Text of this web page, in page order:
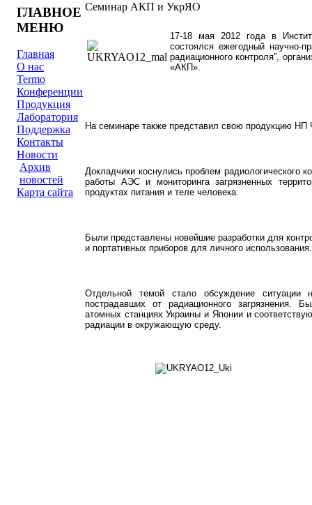
ГЛАВНОЕ
МЕНЮ
Главная
О нас
Termo
Конференции
Продукция
Лаборатория
Поддержка
Контакты
Новости
Архив
новостей
Карта сайта
Семинар АКП и УкрЯО
17-18 мая 2012 года в
состоялся ежегодный научно-
радиационного контроля”,
«АКП».
На семинаре также представил свою продукцию НП
Докладчики коснулись проблем радиологического
работы АЭС и мониторинга загрязненных
продуктах питания и теле человека.
Были представлены новейшие разработки для
и портативных приборов для личного использования.
Отдельной темой стало обсуждение
пострадавших от радиационного загрязнения.
атомных станциях Украины и Японии и
радиации в окружающую среду.